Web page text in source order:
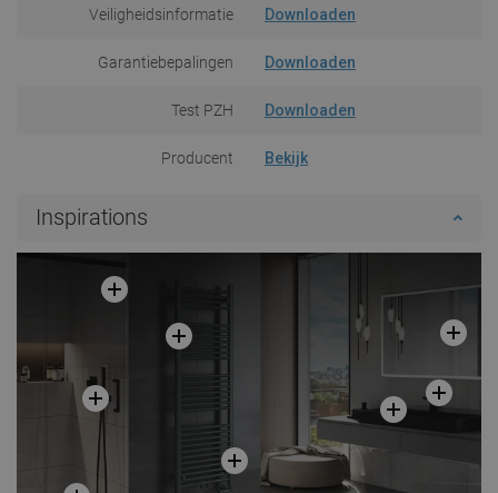
Veiligheidsinformatie Downloaden
Garantiebepalingen Downloaden
Test PZH Downloaden
Producent Bekijk
Inspirations